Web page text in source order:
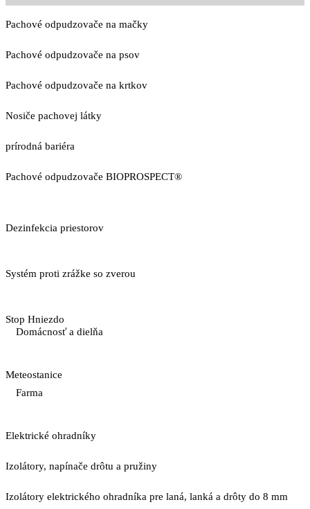
Pachové odpudzovače na mačky
Pachové odpudzovače na psov
Pachové odpudzovače na krtkov
Nosiče pachovej látky
prírodná bariéra
Pachové odpudzovače BIOPROSPECT®
Dezinfekcia priestorov
Systém proti zrážke so zverou
Stop Hniezdo
Domácnosť a dielňa
Meteostanice
Farma
Elektrické ohradníky
Izolátory, napínače drôtu a pružiny
Izolátory elektrického ohradníka pre laná, lanká a drôty do 8 mm